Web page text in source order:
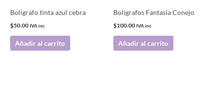
Bolígrafo tinta azul cebra
$50.00 IVA inc
Añadir al carrito
Bolígrafos Fantasía Conejo
$100.00 IVA inc
Añadir al carrito